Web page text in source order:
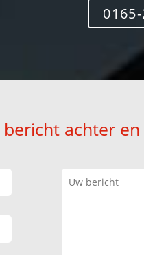
bericht achter